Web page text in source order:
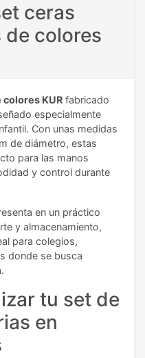
ceras
de colores
KUR fabricado
especialmente
Con unas medidas
de diámetro, estas
para las manos
y control durante
en un práctico
y almacenamiento,
para colegios,
donde se busca
tu set de
en